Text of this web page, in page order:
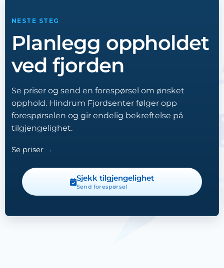
NESTE STEG
Planlegg oppholdet
ved fjorden
Se priser og send en forespørsel om ønsket
opphold. Hindrum Fjordsenter følger opp
forespørselen og gir endelig bekreftelse på
tilgjengelighet.
Se priser
Sjekk tilgjengelighet
Send forespørsel